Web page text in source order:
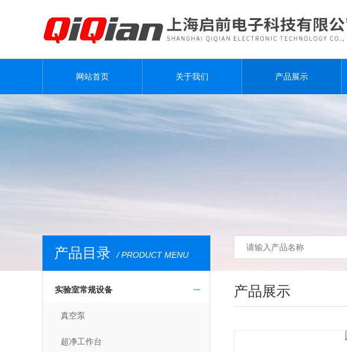
网站首页 关于我们 产品展示
产品目录 / PRODUCT MENU
实验室常规设备
真空泵
超净工作台
产品展示